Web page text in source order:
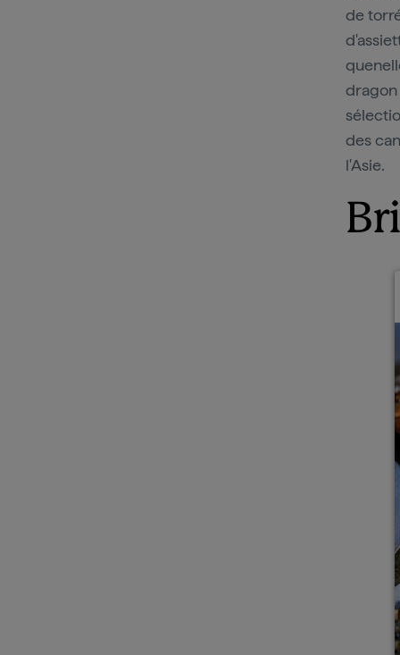
de
dragon
des
l'Asie.